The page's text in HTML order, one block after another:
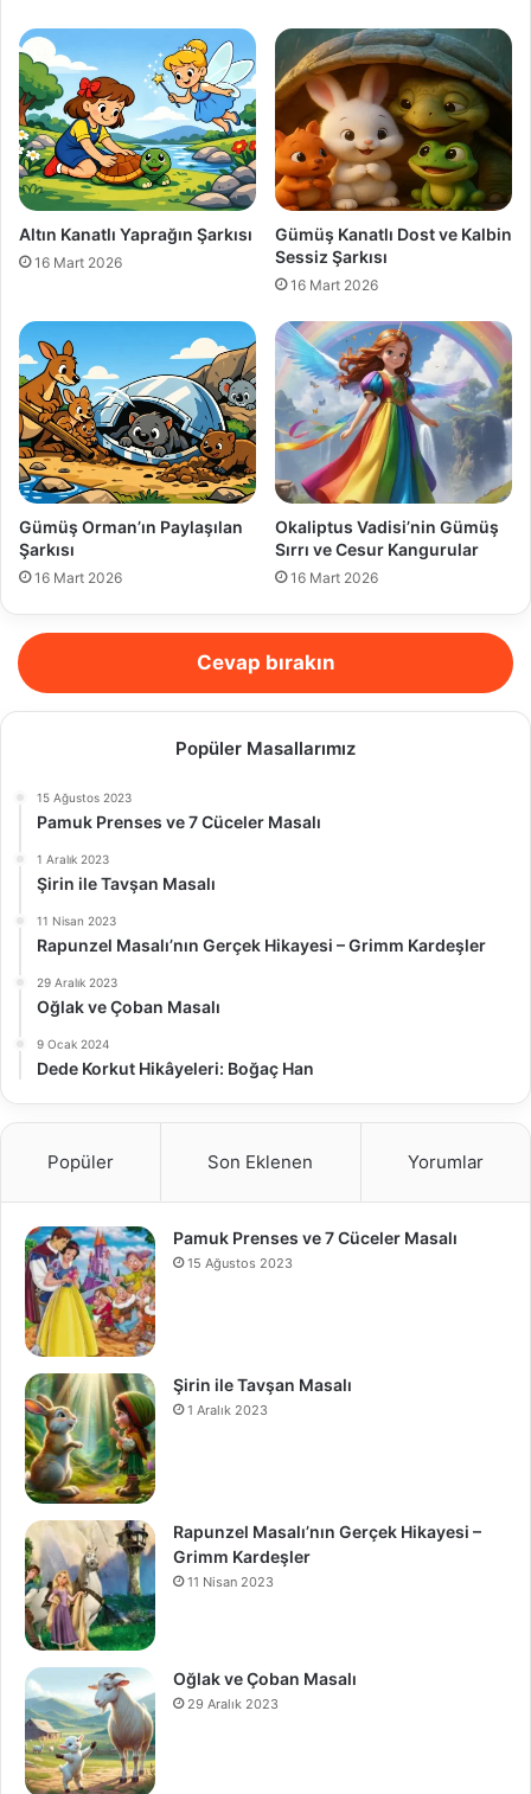
Altın Kanatlı Yaprağın Şarkısı
16 Mart 2026
Gümüş Kanatlı Dost ve Kalbin
Sessiz Şarkısı
16 Mart 2026
Gümüş Orman’ın Paylaşılan
Şarkısı
16 Mart 2026
Okaliptus Vadisi’nin Gümüş
Sırrı ve Cesur Kangurular
16 Mart 2026
Cevap bırakın
Popüler Masallarımız
15 Ağustos 2023
Pamuk Prenses ve 7 Cüceler Masalı
1 Aralık 2023
Şirin ile Tavşan Masalı
11 Nisan 2023
Rapunzel Masalı’nın Gerçek Hikayesi – Grimm Kardeşler
29 Aralık 2023
Oğlak ve Çoban Masalı
9 Ocak 2024
Dede Korkut Hikâyeleri: Boğaç Han
Popüler Son Eklenen Yorumlar
Pamuk Prenses ve 7 Cüceler Masalı
15 Ağustos 2023
Şirin ile Tavşan Masalı
1 Aralık 2023
Rapunzel Masalı’nın Gerçek Hikayesi –
Grimm Kardeşler
11 Nisan 2023
Oğlak ve Çoban Masalı
29 Aralık 2023